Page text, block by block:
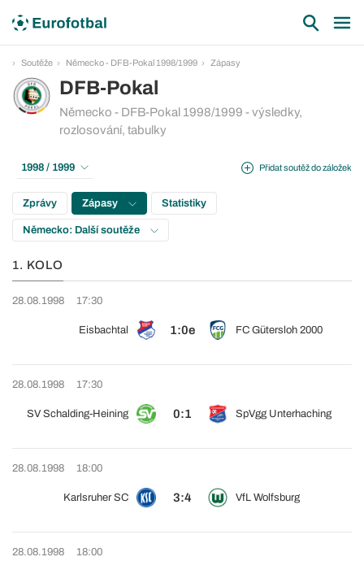
Soutěže Německo - DFB-Pokal 1998/1999 Zápasy
DFB-Pokal
Německo - DFB-Pokal 1998/1999 - výsledky,
rozlosování, tabulky
Přidat soutěž do záložek
1998 / 1999
Zprávy Zápasy Statistiky
Německo: Další soutěže
1. KOLO
28.08.1998 17:30
Eisbachtal 1:0e FC Gütersloh 2000
28.08.1998 17:30
SV Schalding-Heining 0:1 SpVgg Unterhaching
28.08.1998 18:00
Karlsruher SC 3:4 VfL Wolfsburg
28.08.1998 18:00